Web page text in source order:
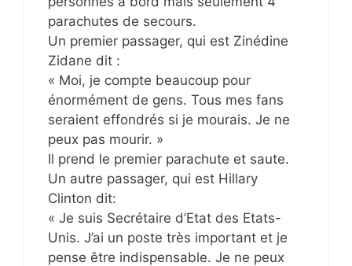
parachutes de secours.
Un premier passager, qui est Zinédine
Zidane dit :
« Moi, je compte beaucoup pour
énormément de gens. Tous mes fans
seraient effondrés si je mourais. Je ne
peux pas mourir. »
Il prend le premier parachute et saute.
Un autre passager, qui est Hillary
Clinton dit:
« Je suis Secrétaire d’Etat des Etats-
Unis. J’ai un poste très important et je
pense être indispensable. Je ne peux